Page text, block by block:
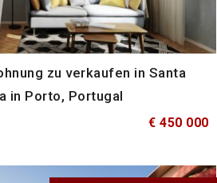
zu verkaufen in Santa
in Porto, Portugal
€ 450 000